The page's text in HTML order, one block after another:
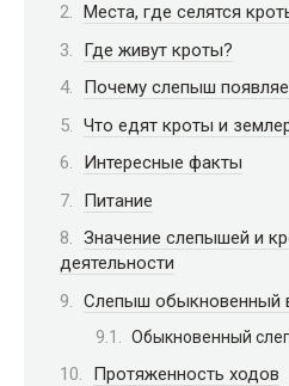
Места, где селятся
Где живут кроты?
Почему слепыш
Что едят кроты и
Интересные факты
Питание
Значение слепышей и
деятельности
Слепыш обыкновенный
Обыкновенный
Протяженность ходов